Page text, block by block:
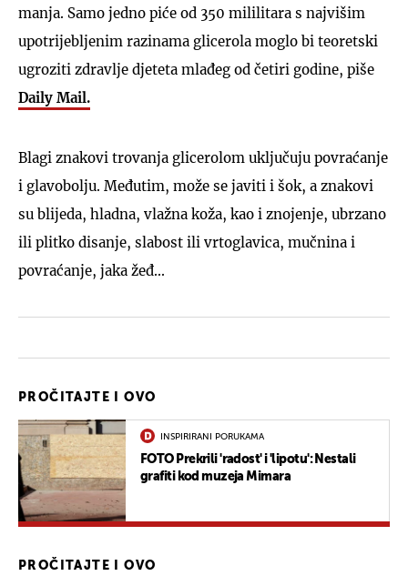
manja. Samo jedno piće od 350 mililitara s najvišim
upotrijebljenim razinama glicerola moglo bi teoretski
ugroziti zdravlje djeteta mlađeg od četiri godine, piše
Daily Mail.
Blagi znakovi trovanja glicerolom uključuju povraćanje
i glavobolju. Međutim, može se javiti i šok, a znakovi
su blijeda, hladna, vlažna koža, kao i znojenje, ubrzano
ili plitko disanje, slabost ili vrtoglavica, mučnina i
povraćanje, jaka žeđ...
PROČITAJTE I OVO
INSPIRIRANI PORUKAMA
FOTO Prekrili 'radost' i 'lipotu': Nestali
grafiti kod muzeja Mimara
PROČITAJTE I OVO